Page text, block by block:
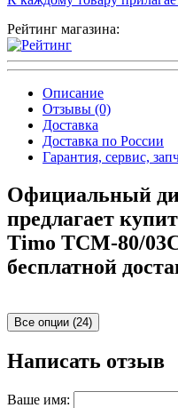
Рейтинг магазина:
Описание
Отзывы (0)
Доставка
Доставка по России
Гарантия, сервис,
Официальный
предлагает
Timo TCM-80/
бесплатной
Все опции (24)
Написать отзыв
Ваше имя: